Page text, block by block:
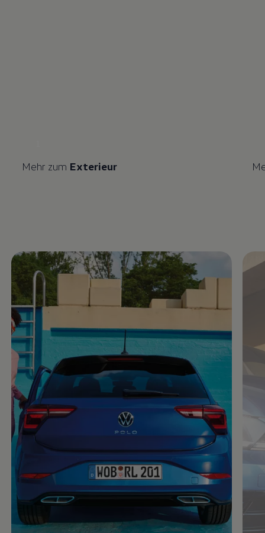
Mehr zum Exterieur
Enable fullscreen mode